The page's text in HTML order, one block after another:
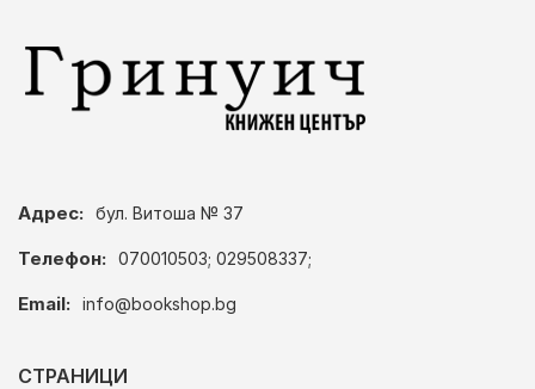
Адрес: бул. Витоша № 37
Телефон: 070010503; 029508337;
Email: info@bookshop.bg
СТРАНИЦИ